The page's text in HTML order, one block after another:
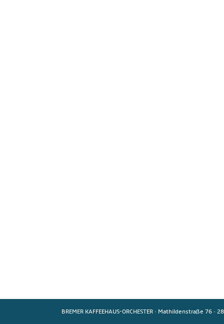
BREMER KAFFEEHAUS-ORCHESTER · Mathildenstraße 76 ·